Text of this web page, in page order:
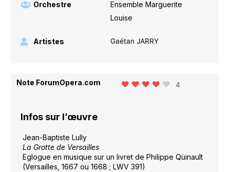
Orchestre
Ensemble Marguerite
Louise
Artistes Gaétan JARRY
Note ForumOpera.com 4
Infos sur l’œuvre
Jean-Baptiste Lully
La Grotte de Versailles
Eglogue en musique sur un livret de Philippe Quinault
(Versailles, 1667 ou 1668 ; LWV 391)